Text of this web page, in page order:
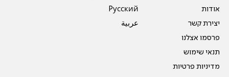
אודות
יצירת קשר
פרסמו אצלנו
תנאי שימוש
מדיניות פרטיות
Pусский
عربية